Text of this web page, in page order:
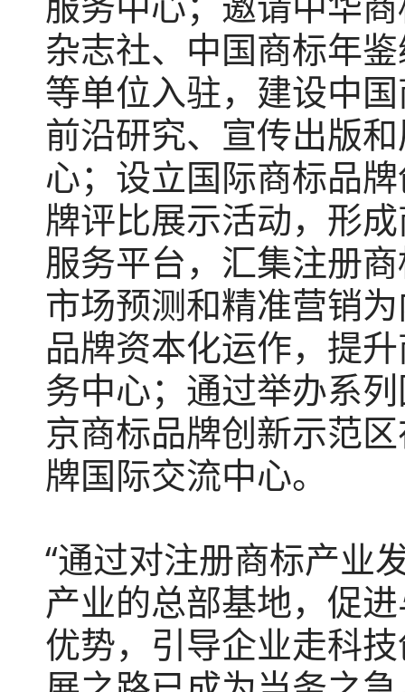
杂志社、中国商标年
等单位入驻，建设中
前沿研究、宣传出版
心；设立国际商标品
牌评比展示活动，形
服务平台，汇集注册
市场预测和精准营销
品牌资本化运作，提
务中心；通过举办系
京商标品牌创新示范
牌国际交流中心。
“通过对注册商标产业
产业的总部基地，促
优势，引导企业走科